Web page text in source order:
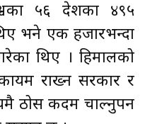
५६ देशका ४९५
भने एक हजारभन्दा
थिए । हिमालको
कायम राख्न सरकार र
ठोस कदम चाल्नुपर्ने